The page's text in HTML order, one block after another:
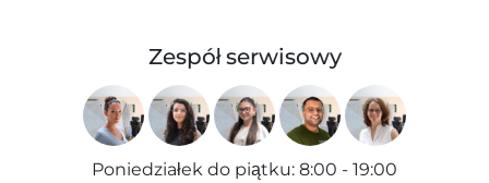
Zespół serwisowy
Poniedziałek do piątku: 8:00 - 19:00